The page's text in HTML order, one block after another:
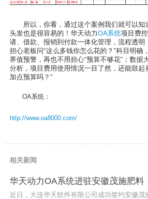
所以，你看，通过这个案例我们就可以知
头发也是很容易的！华天动力OA系统项目费
请、借款、报销到付款一体化管理，流程透明
担心老板问“这么多钱你怎么花的？”科目明确
界值预警，再也不用担心“预算不够花”；数据
分析，项目费用使用情况一目了然，还能鼓起
加点预算吗？”
OA系统：
http://www.oa8000.com/
相关新闻
华天动力OA系统进驻安徽茂施肥料
近日，大连华天软件有限公司成功签约安徽茂